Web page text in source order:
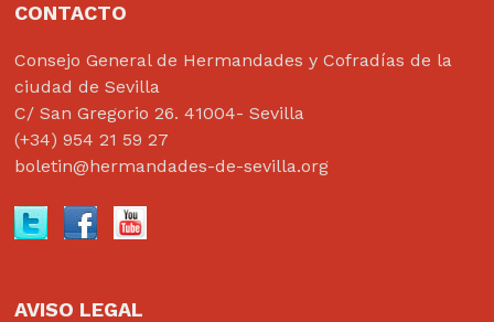
CONTACTO
Consejo General de Hermandades y Cofradías de la
ciudad de Sevilla
C/ San Gregorio 26. 41004- Sevilla
(+34) 954 21 59 27
boletin@hermandades-de-sevilla.org
AVISO LEGAL